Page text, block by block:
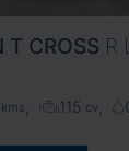
T CROSS R
kms 115 cv